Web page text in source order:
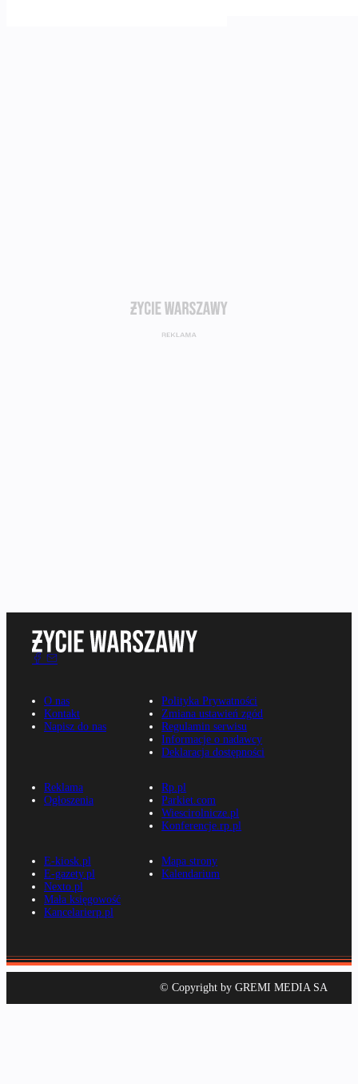
O nas
Kontakt
Napisz do nas
Polityka Prywatności
Zmiana ustawień zgód
Regulamin serwisu
Informacje o nadawcy
Deklaracja dostępności
Reklama
Ogłoszenia
Rp.pl
Parkiet.com
Wiescirolnicze.pl
Konferencje.rp.pl
E-kiosk.pl
E-gazety.pl
Nexto.pl
Mała księgowość
Kancelarierp.pl
Mapa strony
Kalendarium
© Copyright by GREMI MEDIA SA